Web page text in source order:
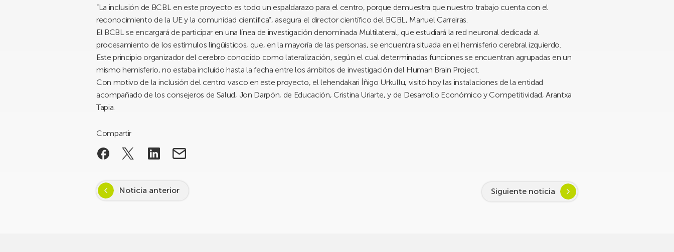
“La inclusión de BCBL en este proyecto es todo un espaldarazo para el centro, porque demuestra que nuestro trabajo cuenta con el
reconocimiento de la UE y la comunidad científica”, asegura el director científico del BCBL, Manuel Carreiras.
El BCBL se encargará de participar en una línea de investigación denominada Multilateral, que estudiará la red neuronal dedicada al
procesamiento de los estímulos lingüísticos, que, en la mayoría de las personas, se encuentra situada en el hemisferio cerebral izquierdo.
Este principio organizador del cerebro conocido como lateralización, según el cual determinadas funciones se encuentran agrupadas en un
mismo hemisferio, no estaba incluido hasta la fecha entre los ámbitos de investigación del Human Brain Project.
Con motivo de la inclusión del centro vasco en este proyecto, el lehendakari Íñigo Urkullu, visitó hoy las instalaciones de la entidad
acompañado de los consejeros de Salud, Jon Darpón, de Educación, Cristina Uriarte, y de Desarrollo Económico y Competitividad, Arantxa
Tapia.
Compartir
Noticia anterior Siguiente noticia